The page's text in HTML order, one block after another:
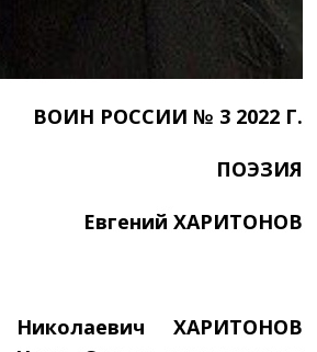
ВОИН РОССИИ № 3 2022 Г.
ПОЭЗИЯ
Евгений ХАРИТОНОВ
Николаевич ХАРИТОНОВ